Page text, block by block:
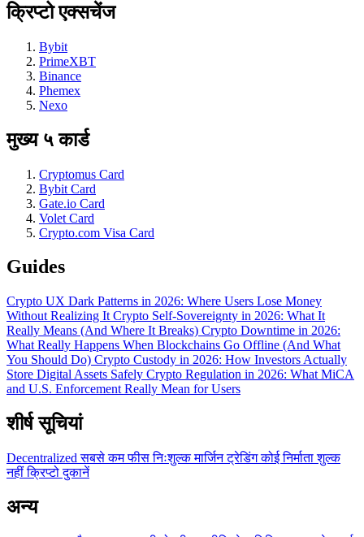
क्रिप्टो एक्सचेंज
Bybit
PrimeXBT
Binance
Phemex
Nexo
मुख्य ५ कार्ड
Cryptomus Card
Bybit Card
Gate.io Card
Volet Card
Crypto.com Visa Card
Guides
Crypto UX Dark Patterns in 2026: Where Users Lose Money
Without Realizing It Crypto Self-Sovereignty in 2026: What It
Really Means (And Where It Breaks) Crypto Downtime in 2026:
What Really Happens When Blockchains Go Offline (And What
You Should Do) Crypto Custody in 2026: How Investors Actually
Store Digital Assets Safely Crypto Regulation in 2026: What MiCA
and U.S. Enforcement Really Mean for Users
शीर्ष सूचियां
Decentralizedसबसे कम फीसनिःशुल्कमार्जिन ट्रेडिंगकोई निर्माता शुल्क
नहींक्रिप्टो दुकानें
अन्य